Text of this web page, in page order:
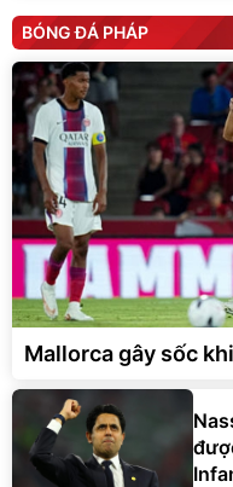
BÓNG ĐÁ PHÁP
Mallorca gây sốc